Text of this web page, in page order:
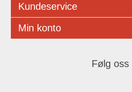
Kundeservice
Min konto
Følg oss